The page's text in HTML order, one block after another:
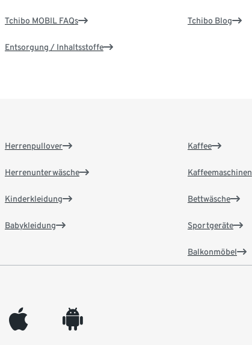
Tchibo MOBIL FAQs
Entsorgung / Inhaltsstoffe
Tchibo Blog
Herrenpullover
Herrenunterwäsche
Kinderkleidung
Babykleidung
Kaffee
Kaffeemaschinen
Bettwäsche
Sportgeräte
Balkonmöbel
appleinc android